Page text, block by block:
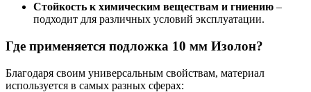
Стойкость к химическим веществам и гниению –
подходит для различных условий эксплуатации.
Где применяется подложка 10 мм Изолон?
Благодаря своим универсальным свойствам, материал
используется в самых разных сферах: